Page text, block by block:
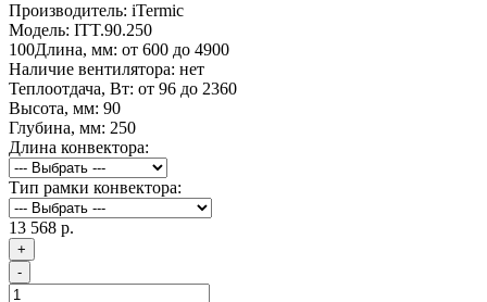
Производитель: iTermic
Модель: ITT.90.250
100Длина, мм: от 600 до 4900
Наличие вентилятора: нет
Теплоотдача, Вт: от 96 до 2360
Высота, мм: 90
Глубина, мм: 250
Длина конвектора:
Тип рамки конвектора:
13 568 р.
+
-